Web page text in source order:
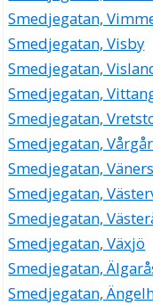
Smedjegatan,
Smedjegatan, Visby
Smedjegatan,
Smedjegatan,
Smedjegatan,
Smedjegatan,
Smedjegatan,
Smedjegatan,
Smedjegatan,
Smedjegatan, Växjö
Smedjegatan,
Smedjegatan,